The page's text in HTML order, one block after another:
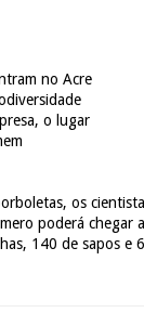
no Acre
o lugar
os
poderá chegar
140 de sapos e